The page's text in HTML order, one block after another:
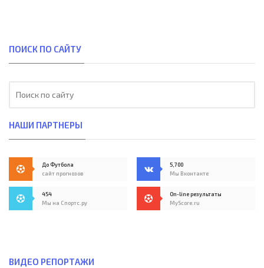
ПОИСК ПО САЙТУ
НАШИ ПАРТНЕРЫ
До Футбола
сайт прогнозов
5,700
Мы Вконтакте
454
Мы на Спортс.ру
On-line результаты
MyScore.ru
ВИДЕО РЕПОРТАЖИ